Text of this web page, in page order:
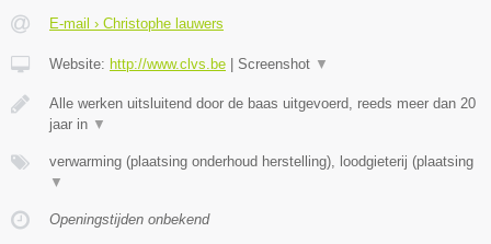
E-mail › Christophe lauwers
Website: http://www.clvs.be Screenshot ▼
Alle werken uitsluitend door de baas uitgevoerd, reeds meer dan 20
jaar in ▼
verwarming (plaatsing onderhoud herstelling), loodgieterij (plaatsing
▼
Openingstijden onbekend